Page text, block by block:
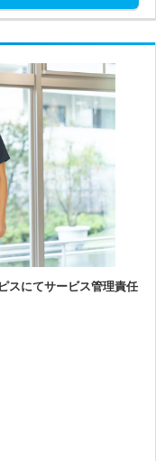
スにてサービス管理責任